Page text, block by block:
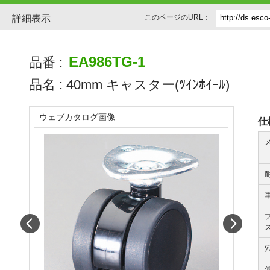
詳細表示 このページのURL：
品番 : EA986TG-1
品名 : 40mm キャスター(ﾂｲﾝﾎｲｰﾙ)
仕
ウェブカタログ画像